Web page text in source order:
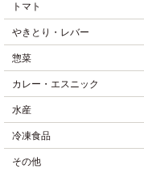
トマト
やきとり・レバー
惣菜
カレー・エスニック
水産
冷凍食品
その他